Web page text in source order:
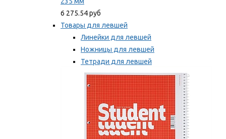
6 275.54 руб
Товары для левшей
Линейки для левшей
Ножницы для левшей
Тетради для левшей
Точилки для левшей
Мы рекомендуем